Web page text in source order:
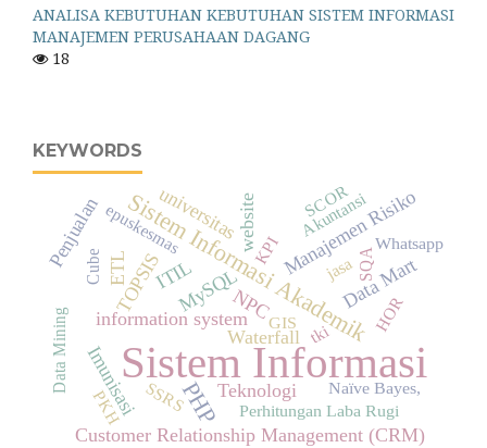
ANALISA KEBUTUHAN KEBUTUHAN SISTEM INFORMASI
MANAJEMEN PERUSAHAAN DAGANG
18
KEYWORDS
Sistem Informasi
Sistem Informasi Akademik
PHP
ITIL
Customer Relationship Management (CRM)
Waterfall
Manajemen Risiko
MySQL
information system
TOPSIS Data Mart
website
NPC
ETL
Penjualan
Imunisasi Teknologi
universitas
epuskesmas Akuntansi
tki
jasa
Whatsapp
Perhitungan Laba Rugi
HOR
SSRS
Cube
SCOR
SQA
PKH Naïve Bayes,
Data Mining
KPI
GIS